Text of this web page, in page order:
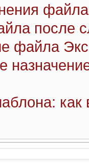
файла
после
файла
как